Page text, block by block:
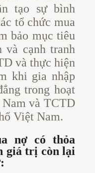
tạo sự bình
tổ chức mua
bảo mục tiêu
và cạnh tranh
và thực hiện
khi gia nhập
trong hoạt
và TCTD
Việt Nam.
nợ có thỏa
giá trị còn lại